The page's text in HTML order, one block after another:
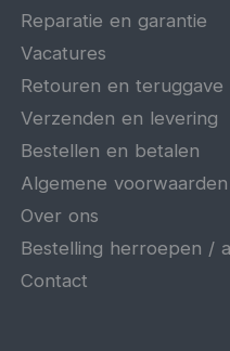
Reparatie en garantie
Vacatures
Retouren en teruggave
Verzenden en levering
Bestellen en betalen
Algemene voorwaarden
Over ons
Bestelling herroepen /
Contact